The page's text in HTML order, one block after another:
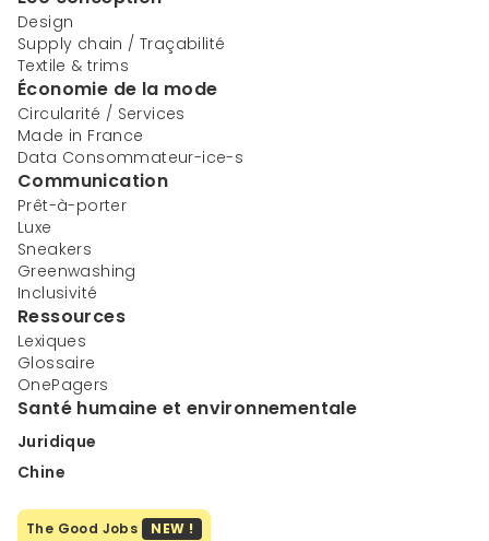
Design
Supply chain / Traçabilité
Textile & trims
Économie de la mode
Circularité / Services
Made in France
Data Consommateur-ice-s
Communication
Prêt-à-porter
Luxe
Sneakers
Greenwashing
Inclusivité
Ressources
Lexiques
Glossaire
OnePagers
Santé humaine et environnementale
Juridique
Chine
The Good Jobs NEW !